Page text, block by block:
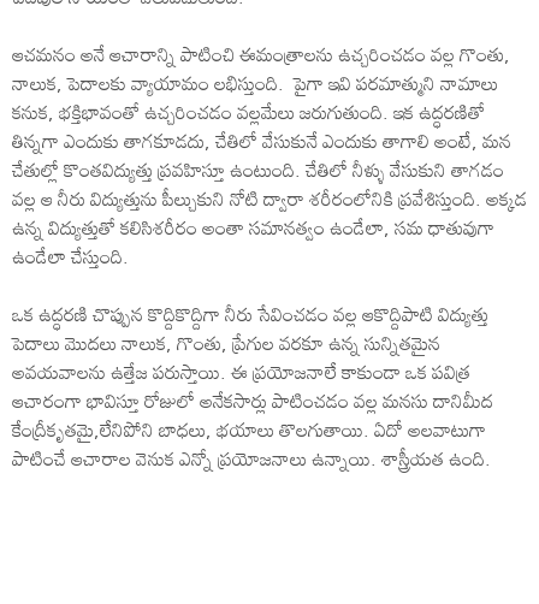
ఆచమనం అనే ఆచారాన్ని పాటించి ఈమంత్రాలను ఉచ్చరించడం వల్ల గొంతు,
నాలుక, పెదాలకు వ్యాయామం లభిస్తుంది. పైగా ఇవి పరమాత్ముని నామాలు
కనుక, భక్తిభావంతో ఉచ్చరించడం వల్లమేలు జరుగుతుంది. ఇక ఉద్ధరణితో
తిన్నగా ఎందుకు తాగకూడదు, చేతిలో వేసుకునే ఎందుకు తాగాలి అంటే, మన
చేతుల్లో కొంతవిద్యుత్తు ప్రవహిస్తూ ఉంటుంది. చేతిలో నీళ్ళు వేసుకుని తాగడం
వల్ల ఆ నీరు విద్యుత్తును పీల్చుకుని నోటి ద్వారా శరీరంలోనికి ప్రవేశిస్తుంది. అక్కడ
ఉన్న విద్యుత్తుతో కలిసిశరీరం అంతా సమానత్వం ఉండేలా, సమ ధాతువుగా
ఉండేలా చేస్తుంది.
ఒక ఉద్ధరణి చొప్పున కొద్దికొద్దిగా నీరు సేవించడం వల్ల ఆకొద్దిపాటి విద్యుత్తు
పెదాలు మొదలు నాలుక, గొంతు, ప్రేగుల వరకూ ఉన్న సున్నితమైన
అవయవాలను ఉత్తేజ పరుస్తాయి. ఈ ప్రయోజనాలే కాకుండా ఒక పవిత్ర
ఆచారంగా భావిస్తూ రోజులో అనేకసార్లు పాటించడం వల్ల మనసు దానిమీద
కేంద్రీకృతమై,లేనిపోని బాధలు, భయాలు తొలగుతాయి. ఏదో అలవాటుగా
పాటించే ఆచారాల వెనుక ఎన్నో ప్రయోజనాలు ఉన్నాయి. శాస్త్రీయత ఉంది.